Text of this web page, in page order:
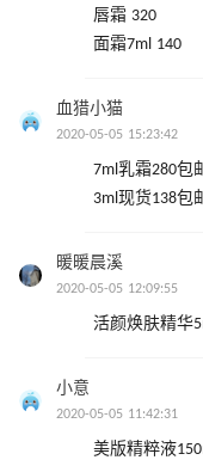
唇霜 320
面霜7ml 140
血猎小猫
2020-05-05 15:23:42
7ml乳霜280包
3ml现货138包
暖暖晨溪
2020-05-05 12:09:55
活颜焕肤精华
小意
2020-05-05 11:42:31
美版精粹液